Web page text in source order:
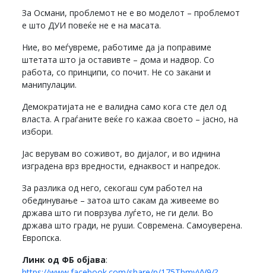
За Османи, проблемот не е во моделот – проблемот
е што ДУИ повеќе не е на масата.
Ние, во меѓувреме, работиме да ја поправиме
штетата што ја оставивте – дома и надвор. Со
работа, со принципи, со почит. Не со закани и
манипулации.
Демократијата не е валидна само кога сте дел од
власта. А граѓаните веќе го кажаа своето – јасно, на
избори.
Јас верувам во соживот, во дијалог, и во иднина
изградена врз вредности, еднаквост и напредок.
За разлика од него, секогаш сум работел на
обединување – затоа што сакам да живееме во
држава што ги поврзува луѓето, не ги дели. Во
држава што гради, не руши. Современа. Самоуверена.
Европска.
Линк од ФБ објава: